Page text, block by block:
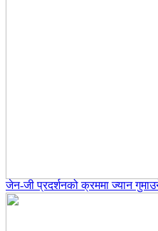
जेन-जी प्रदर्शनको क्रममा ज्यान